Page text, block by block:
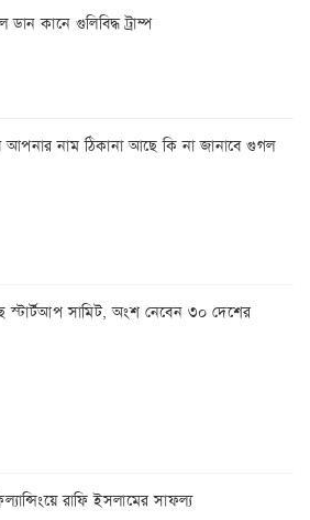
ডান কানে গুলিবিদ্ধ ট্রাম্প
আপনার নাম ঠিকানা আছে কি না জানাবে গুগল
স্টার্টআপ সামিট, অংশ নেবেন ৩০ দেশের
রাফি ইসলামের সাফল্য